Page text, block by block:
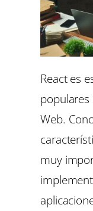
React es
Web.
muy